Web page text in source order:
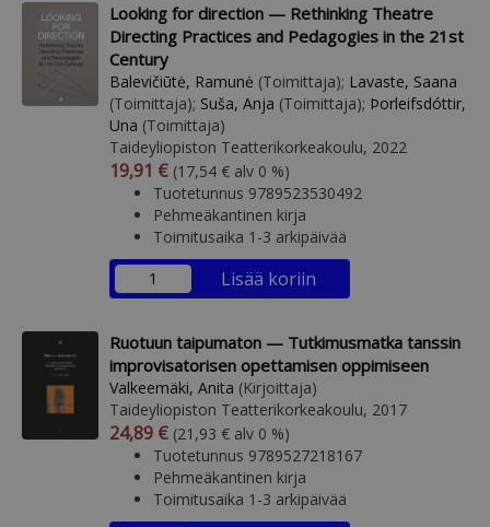
Looking for direction — Rethinking Theatre
Directing Practices and Pedagogies in the 21st
Century
Balevičiūtė, Ramunė (Toimittaja); Lavaste, Saana
(Toimittaja); Suša, Anja (Toimittaja); Þorleifsdóttir,
Una (Toimittaja)
Taideyliopiston Teatterikorkeakoulu, 2022
Arvonlisäverollinen hinta
19,91 € Arvonlisäveroton hinta
(17,54 € alv 0 %)
Tuotetunnus 9789523530492
Pehmeäkantinen kirja
Toimitusaika 1-3 arkipäivää
Lisää koriin
Ruotuun taipumaton — Tutkimusmatka tanssin
improvisatorisen opettamisen oppimiseen
Valkeemäki, Anita (Kirjoittaja)
Taideyliopiston Teatterikorkeakoulu, 2017
Arvonlisäverollinen hinta
24,89 € Arvonlisäveroton hinta
(21,93 € alv 0 %)
Tuotetunnus 9789527218167
Pehmeäkantinen kirja
Toimitusaika 1-3 arkipäivää